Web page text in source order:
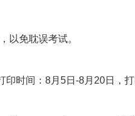
以免耽误考试。
时间：8月5日-8月20日，